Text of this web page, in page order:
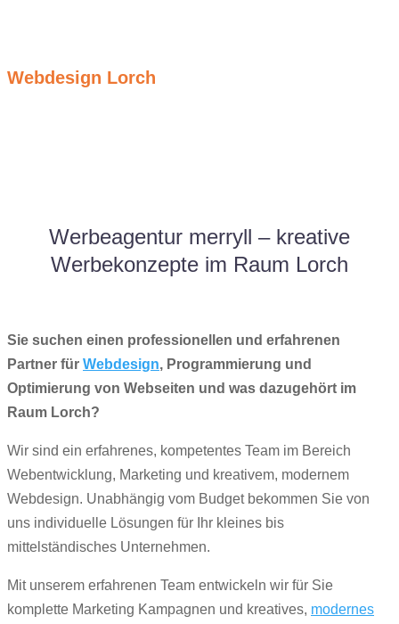
Webdesign Lorch
Werbeagentur merryll – kreative
Werbekonzepte im Raum Lorch
Sie suchen einen professionellen und erfahrenen
Partner für Webdesign, Programmierung und
Optimierung von Webseiten und was dazugehört im
Raum Lorch?
Wir sind ein erfahrenes, kompetentes Team im Bereich
Webentwicklung, Marketing und kreativem, modernem
Webdesign. Unabhängig vom Budget bekommen Sie von
uns individuelle Lösungen für Ihr kleines bis
mittelständisches Unternehmen.
Mit unserem erfahrenen Team entwickeln wir für Sie
komplette Marketing Kampagnen und kreatives, modernes